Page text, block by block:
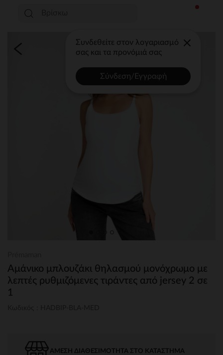
Συνδεθείτε στον λογαριασμό
σας και τα προνόμιά σας
Σύνδεση/Εγγραφή
Αμάνικο μπλουζάκι θηλασμού μονόχρωμο με
λεπτές ρυθμιζόμενες τιράντες από jersey 2 σε
1
ΆΜΕΣΗ ΔΙΑΘΕΣΙΜΌΤΗΤΑ ΣΤΟ ΚΑΤΆΣΤΗΜΑ